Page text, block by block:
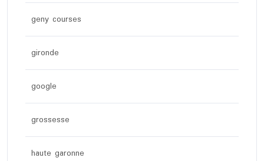
geny courses
gironde
google
grossesse
haute garonne